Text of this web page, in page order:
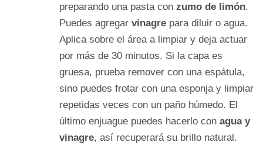
preparando una pasta con zumo de limón.
Puedes agregar vinagre para diluir o agua.
Aplica sobre el área a limpiar y deja actuar
por más de 30 minutos. Si la capa es
gruesa, prueba remover con una espátula,
sino puedes frotar con una esponja y limpiar
repetidas veces con un paño húmedo. El
último enjuague puedes hacerlo con agua y
vinagre, así recuperará su brillo natural.